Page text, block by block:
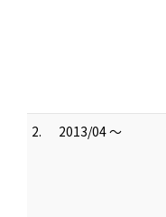
2. 2013/04 ～